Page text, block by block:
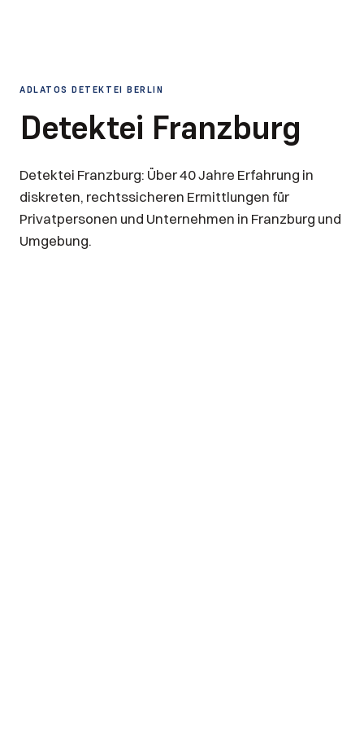
ADLATOS DETEKTEI BERLIN
Detektei Franzburg
Detektei Franzburg: Über 40 Jahre Erfahrung in
diskreten, rechtssicheren Ermittlungen für
Privatpersonen und Unternehmen in Franzburg und
Umgebung.